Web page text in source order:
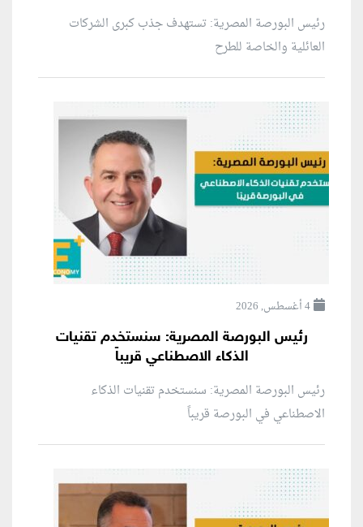
رئيس البورصة المصرية: تستهدف جذب كبرى الشركات
العائلية والخاصة للطرح
4 أغسطس, 2026
رئيس البورصة المصرية: سنستخدم تقنيات
الذكاء الاصطناعي قريباً
رئيس البورصة المصرية: سنستخدم تقنيات الذكاء
الاصطناعي في البورصة قريباً